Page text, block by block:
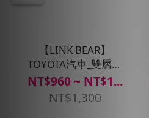
【LINK BEAR】
TOYOTA汽車_雙層除
臭清新型濾網(送安裝
服務)
NT$960 ~ NT$1...
NT$1,300